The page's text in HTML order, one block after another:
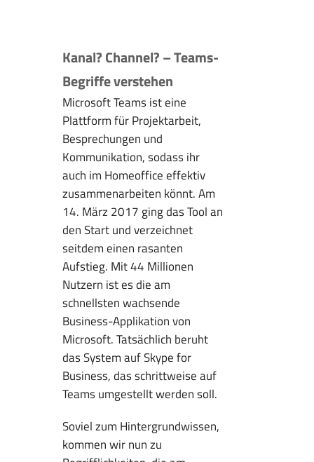
Kanal? Channel? – Teams-
Begriffe verstehen
Microsoft Teams ist eine
Plattform für Projektarbeit,
Besprechungen und
Kommunikation, sodass ihr
auch im Homeoffice effektiv
zusammenarbeiten könnt. Am
14. März 2017 ging das Tool an
den Start und verzeichnet
seitdem einen rasanten
Aufstieg. Mit 44 Millionen
Nutzern ist es die am
schnellsten wachsende
Business-Applikation von
Microsoft. Tatsächlich beruht
das System auf Skype for
Business, das schrittweise auf
Teams umgestellt werden soll.
Soviel zum Hintergrundwissen,
kommen wir nun zu